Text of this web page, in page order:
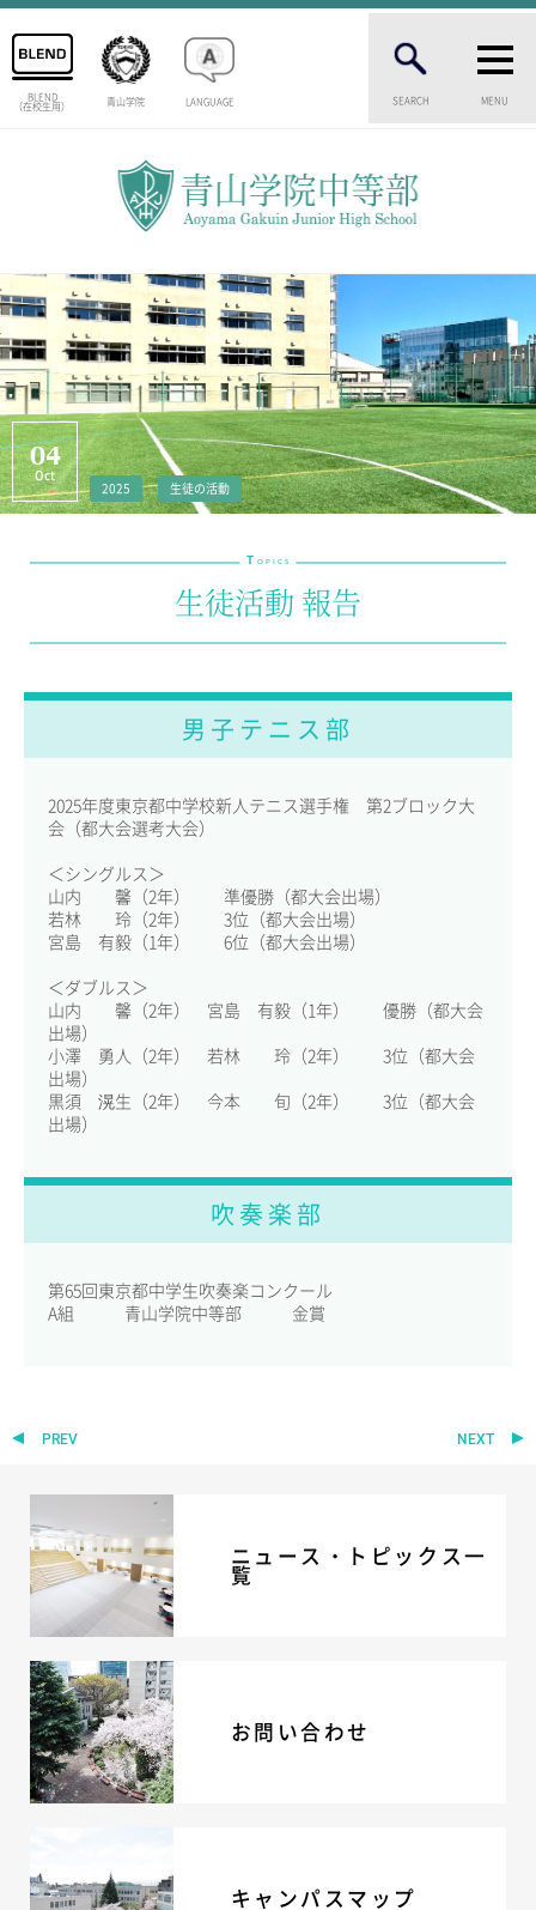
BLEND
（在校生用） 青山学院 LANGUAGE SEARCH MENU
中等部の歴史
特色ある教育
生徒数・教職員数
一貫校の流れ
卒業生インタビュー
校舎情報
メディアライブラリー
教育の特色・紹介
教科学習
国際交流
SCHOOL LIFE
スクールライフ
1日の流れ
クラブ・同好会紹介
施設設備紹介
進学・進路
学友会
生徒の作品
ADMISSION
志願者速報
学校説明会
入試結果
公開行事の紹介
よくあるご質問
INFORMATION
総合案内
お問い合わせ
キャンパスマップ
アクセスマップ
緊急・災害時の対応
ご支援をお考えの方へ
個人情報保護への取り組み
04
Oct
2025 生徒の活動
T OPICS
生徒活動 報告
男子テニス部
2025年度東京都中学校新人テニス選手権 第2ブロック大
会（都大会選考大会）
＜シングルス＞
山内 馨（2年） 準優勝（都大会出場）
若林 玲（2年） 3位（都大会出場）
宮島 有毅（1年） 6位（都大会出場）
＜ダブルス＞
山内 馨（2年） 宮島 有毅（1年） 優勝（都大会
出場）
小澤 勇人（2年） 若林 玲（2年） 3位（都大会
出場）
黒須 滉生（2年） 今本 旬（2年） 3位（都大会
出場）
吹奏楽部
第65回東京都中学生吹奏楽コンクール
A組 青山学院中等部 金賞
PREV NEXT
ニュース・トピックス一
覧
お問い合わせ
キャンパスマップ